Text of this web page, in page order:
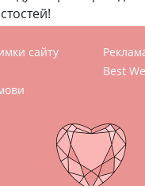
сайту
Best